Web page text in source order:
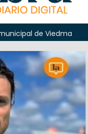
de Viedma
en Roca